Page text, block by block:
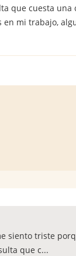
que cuesta
mi trabajo,
siento triste
que c...